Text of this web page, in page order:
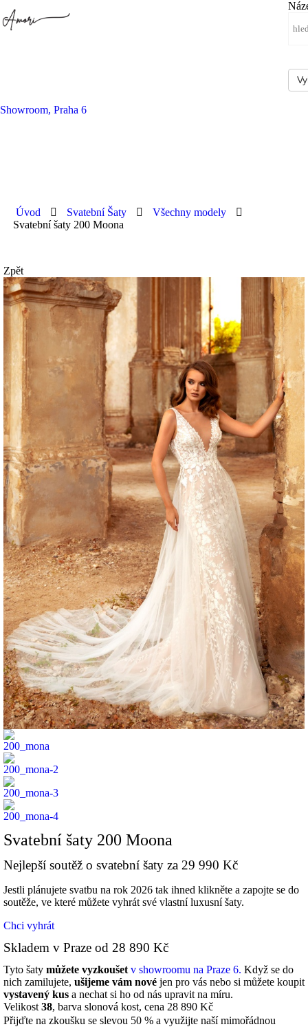
Showroom, Praha 6
Úvod Svatební Šaty
Všechny modely
Svatební šaty 200 Moona
Zpět
Svatební šaty 200 Moona
Nejlepší soutěž o svatební šaty za 29 990 Kč
Jestli plánujete svatbu na rok 2026 tak ihned klikněte a zapojte se do
soutěže, ve které můžete vyhrát své vlastní luxusní šaty.
Chci vyhrát
Skladem v Praze od 28 890 Kč
Tyto šaty můžete vyzkoušet v showroomu na Praze 6. Když se do
nich zamilujete, ušijeme vám nové jen pro vás nebo si můžete koupit
vystavený kus a nechat si ho od nás upravit na míru.
Velikost 38, barva slonová kost, cena 28 890 Kč
Přijďte na zkoušku se slevou 50 % a využijte naší mimořádnou